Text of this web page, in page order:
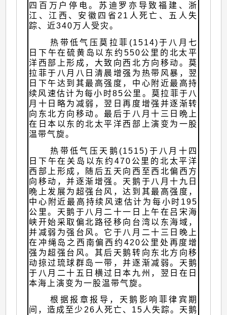
四百万户停电。苏迪罗亦导致福建、浙
江、江西、安徽四省21人死亡、五人失
踪、近340万人受灾。
热带低气压莫拉菲(1514)于八月七
日下午在硫黄岛以东约550公里的北太平
洋西部上形成，大致向西北方向移动。莫
拉菲于八月八日清晨增强为热带风暴，翌
日下午达到其最高强度，中心附近最高持
续风速估计为每小时85公里。莫拉菲于八
月十日略为减弱，翌日再度增强并逐渐转
向东北方向移动。最后于八月十三日晩上
在日本以东的北太平洋西部上演变为一股
温带气旋。
热带低气压天鹅(1515)于八月十四
日下午在关岛以东约470公里的北太平洋
西部上形成，随后五天向西至西北偏西方
向移动，并逐渐增强。天鹅于八月十九日
晩上发展为超强台风，达到其最高强度，
中心附近最高持续风速估计为每小时195
公里。天鹅于八月二十一日上午在吕宋海
峡开始采取偏北路径移向台湾以东海域，
并减弱为强台风。它于八月二十三日晚上
在冲绳岛之西南偏西约420公里处再度增
强为超强台风。其后天鹅转向东北方向移
动掠过琉球群岛一带，并逐渐减弱。天鹅
于八月二十五日横过日本九州，翌日在日
本海上演变为一股温带气旋。
根据报章报导，天鹅影响菲律宾期
间，造成至少26人死亡、15人失踪。天鹅